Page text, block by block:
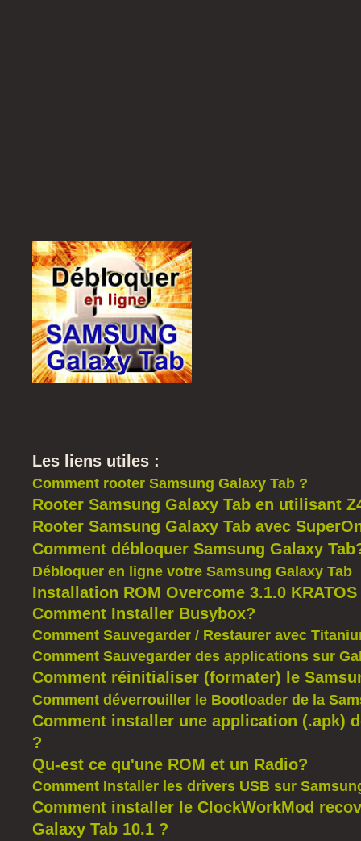
Les liens utiles :
Comment rooter Samsung Galaxy Tab ?
Rooter Samsung Galaxy Tab en utilisant
Rooter Samsung Galaxy Tab avec
Comment débloquer Samsung Galaxy
Débloquer en ligne votre Samsung Galaxy Tab
Installation ROM Overcome 3.1.0 KRATOS
Comment Installer Busybox?
Comment Sauvegarder / Restaurer avec
Comment Sauvegarder des applications sur
Comment réinitialiser (formater) le
Comment déverrouiller le Bootloader de la
Comment installer une application (.apk)
?
Qu-est ce qu'une ROM et un Radio?
Comment Installer les drivers USB sur
Comment installer le ClockWorkMod
Galaxy Tab 10.1 ?